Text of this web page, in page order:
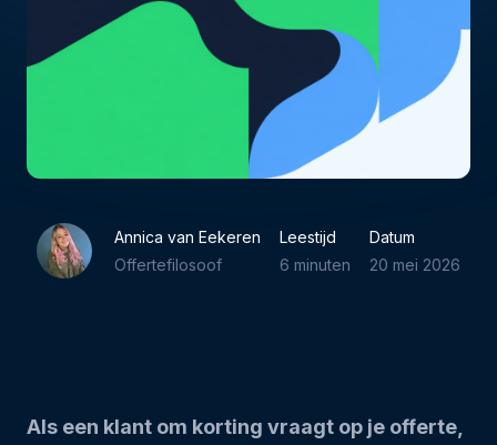
Annica van Eekeren
Offertefilosoof
Leestijd
6 minuten
Datum
20 mei 2026
Als een klant om korting vraagt op je offerte,